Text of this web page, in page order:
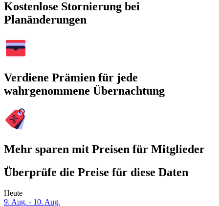
Kostenlose Stornierung bei
Planänderungen
Verdiene Prämien für jede
wahrgenommene Übernachtung
Mehr sparen mit Preisen für Mitglieder
Überprüfe die Preise für diese Daten
Heute
9. Aug. - 10. Aug.